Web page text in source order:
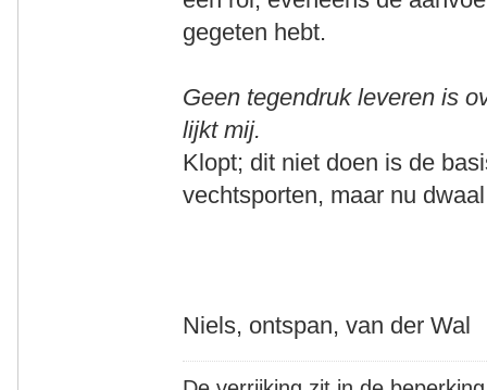
gegeten hebt.
Geen tegendruk leveren is
lijkt mij.
Klopt; dit niet doen is de
vechtsporten, maar nu
Niels, ontspan, van der Wal